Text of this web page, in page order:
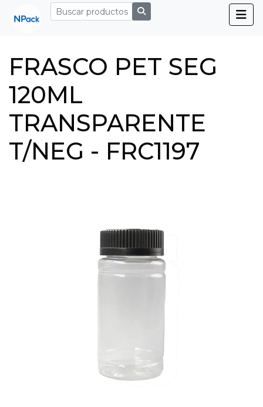
FRASCO PET SEG
120ML
TRANSPARENTE
T/NEG - FRC1197